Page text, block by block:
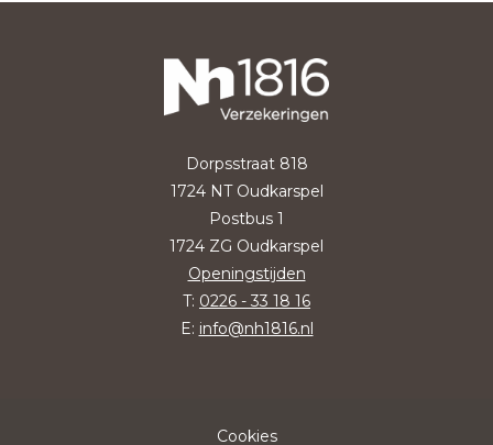
Dorpsstraat 818
1724 NT Oudkarspel
Postbus 1
1724 ZG Oudkarspel
Openingstijden
T: 0226 - 33 18 16
E: info@nh1816.nl
Cookies